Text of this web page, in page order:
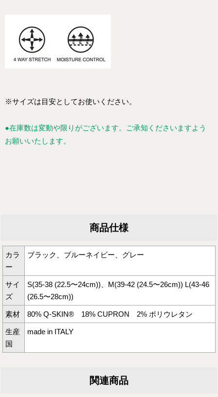
※サイズは目安としてお使いください。
●在庫数は変動や限りがございます。ご承知くださいますよう
お願いいたします。
商品仕様
カラ
ー
ブラック、ブルーネイビー、グレー
サイ
ズ
S(35-38 (22.5〜24cm))、M(39-42 (24.5〜26cm)) L(43-46
(26.5〜28cm))
素材 80% Q-SKIN® 18% CUPRON 2% ポリウレタン
生産
国
made in ITALY
関連商品